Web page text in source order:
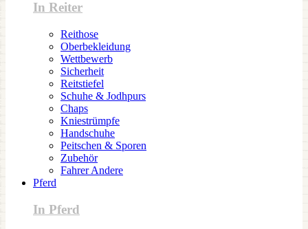
In Reiter
Reithose
Oberbekleidung
Wettbewerb
Sicherheit
Reitstiefel
Schuhe & Jodhpurs
Chaps
Kniestrümpfe
Handschuhe
Peitschen & Sporen
Zubehör
Fahrer Andere
Pferd
In Pferd